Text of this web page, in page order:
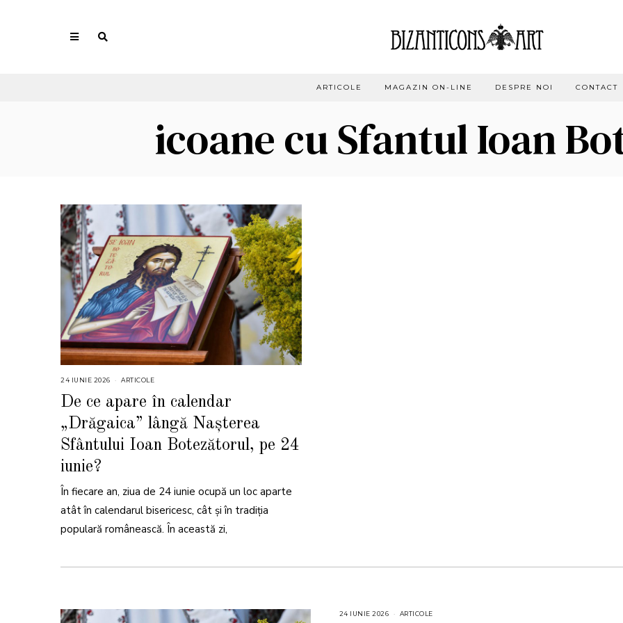
ARTICOLE MAGAZIN ON-LINE DESPRE NOI CONTACT
icoane cu Sfantul Ioan
24 IUNIE 2026
U
I
E
2
0
ARTICOLE
De ce apare în calendar
„Drăgaica” lângă Nașterea
Sfântului Ioan Botezătorul, pe 24
iunie?
În fiecare an, ziua de 24 iunie ocupă un loc aparte
atât în calendarul bisericesc, cât și în tradiția
populară românească. În această zi,
24 IUNIE 2026 ARTICOLE